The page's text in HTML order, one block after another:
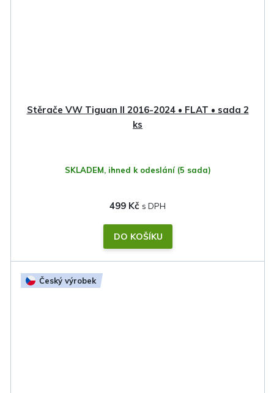
Stěrače VW Tiguan II 2016-2024 • FLAT • sada 2
ks
SKLADEM, ihned k odeslání (5 sada)
499 Kč
DO KOŠÍKU
Český výrobek